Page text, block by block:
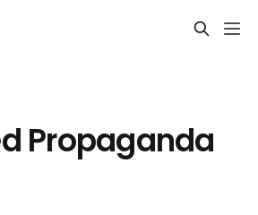
Propaganda